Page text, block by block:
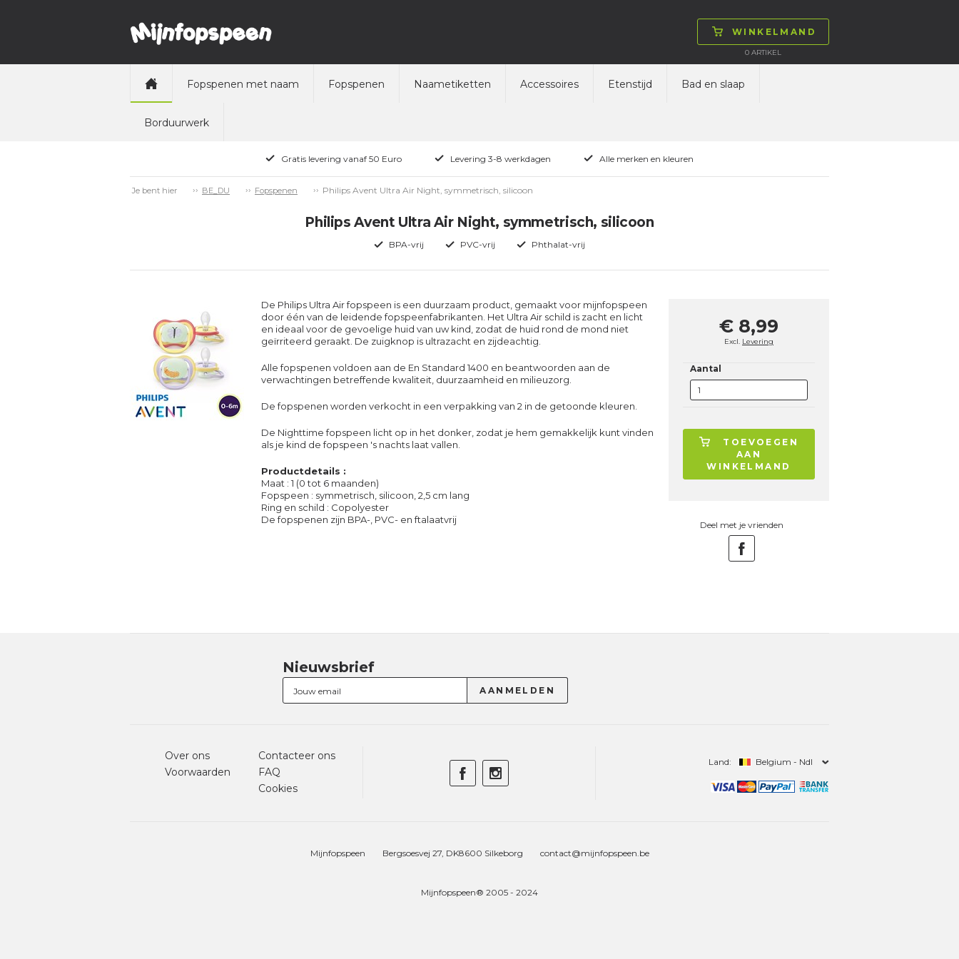
WINKELMAND
0 ARTIKEL
Fopspenen met naam Fopspenen Naametiketten Accessoires Etenstijd Bad en slaap
Borduurwerk
Gratis levering vanaf 50 Euro Levering 3-8 werkdagen Alle merken en kleuren
Je bent hier BE_DU Fopspenen Philips Avent Ultra Air Night, symmetrisch, silicoon
Philips Avent Ultra Air Night, symmetrisch, silicoon
BPA-vrij PVC-vrij Phthalat-vrij
De Philips Ultra Air fopspeen is een duurzaam product, gemaakt voor mijnfopspeen
door één van de leidende fopspeenfabrikanten. Het Ultra Air schild is zacht en licht
en ideaal voor de gevoelige huid van uw kind, zodat de huid rond de mond niet
geïrriteerd geraakt. De zuigknop is ultrazacht en zijdeachtig.
Alle fopspenen voldoen aan de En Standard 1400 en beantwoorden aan de
verwachtingen betreffende kwaliteit, duurzaamheid en milieuzorg.
De fopspenen worden verkocht in een verpakking van 2 in de getoonde kleuren.
De Nighttime fopspeen licht op in het donker, zodat je hem gemakkelijk kunt vinden
als je kind de fopspeen 's nachts laat vallen.
Productdetails :
Maat : 1 (0 tot 6 maanden)
Fopspeen : symmetrisch, silicoon, 2,5 cm lang
Ring en schild : Copolyester
De fopspenen zijn BPA-, PVC- en ftalaatvrij
€ 8,99
Excl. Levering
Aantal
TOEVOEGEN
AAN
WINKELMAND
Deel met je vrienden
Nieuwsbrief
Over ons
Voorwaarden
Contacteer ons
FAQ
Cookies
Land: Belgium - Ndl
Mijnfopspeen Bergsoesvej 27, DK8600 Silkeborg contact@mijnfopspeen.be
Mijnfopspeen® 2005 - 2024